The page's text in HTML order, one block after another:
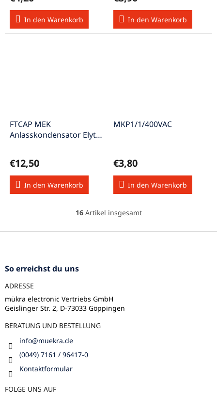
In den Warenkorb In den Warenkorb
FTCAP MEK
Anlasskondensator Elyt-
€12,50
In den Warenkorb
MKP1/1/400VAC
€3,80
In den Warenkorb
S
e
m
e
16Artikel insgesamt
F
So erreichst du uns
ADRESSE
mükra electronic Vertriebs GmbH
Geislinger Str. 2, D-73033 Göppingen
BERATUNG UND BESTELLUNG
info@muekra.de
(0049) 7161 / 96417-0
Kontaktformular
FOLGE UNS AUF